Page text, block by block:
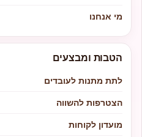
מי אנחנו
הטבות ומבצעים
לתת מתנות לעובדים
הצטרפות להשווה
מועדון לקוחות